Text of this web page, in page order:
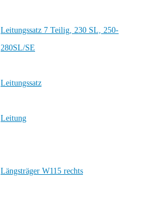
Leitungssatz 7 Teilig, 230 SL, 250-
280SL/SE
Leitungssatz
Leitung
Längsträger W115 rechts